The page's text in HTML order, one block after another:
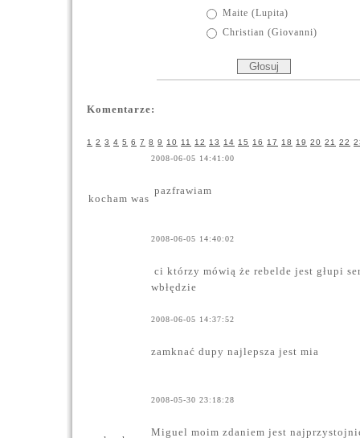
Maite (Lupita)
Christian (Giovanni)
Komentarze:
1 2 3 4 5 6 7 8 9 10 11 12 13 14 15 16 17 18 19 20 21 22
kocham was
2008-06-05 14:41:00
pazfrawiam
2008-06-05 14:40:02
ci którzy mówią że rebelde jest głupi
wbłędzie
2008-06-05 14:37:52
zamknać dupy najlepsza jest mia
2008-05-30 23:18:28
Miguel moim zdaniem jest